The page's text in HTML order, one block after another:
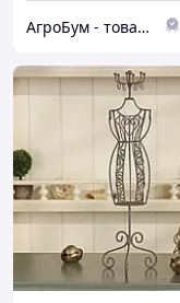
АгроБум - товары для дома, сада и огорода